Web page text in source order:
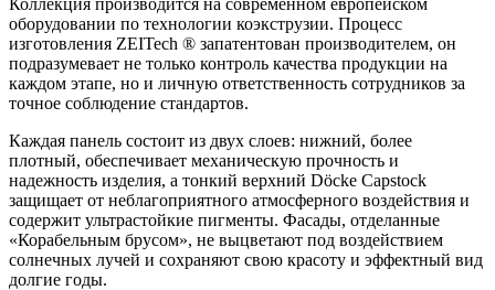
оборудовании по технологии коэкструзии. Процесс
изготовления ZEITech ® запатентован производителем, он
подразумевает не только контроль качества продукции на
каждом этапе, но и личную ответственность сотрудников за
точное соблюдение стандартов.
Каждая панель состоит из двух слоев: нижний, более
плотный, обеспечивает механическую прочность и
надежность изделия, а тонкий верхний Döcke Capstock
защищает от неблагоприятного атмосферного воздействия и
содержит ультрастойкие пигменты. Фасады, отделанные
«Корабельным брусом», не выцветают под воздействием
солнечных лучей и сохраняют свою красоту и эффектный вид
долгие годы.